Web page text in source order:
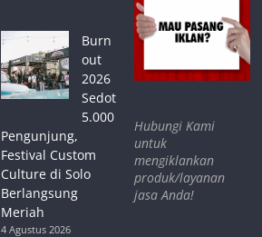
Burn
out
2026
Sedot
5.000
Pengunjung,
Festival Custom
Culture di Solo
Berlangsung
Meriah
4 Agustus 2026
Hubungi Kami
untuk
mengiklankan
produk/layanan
jasa Anda!